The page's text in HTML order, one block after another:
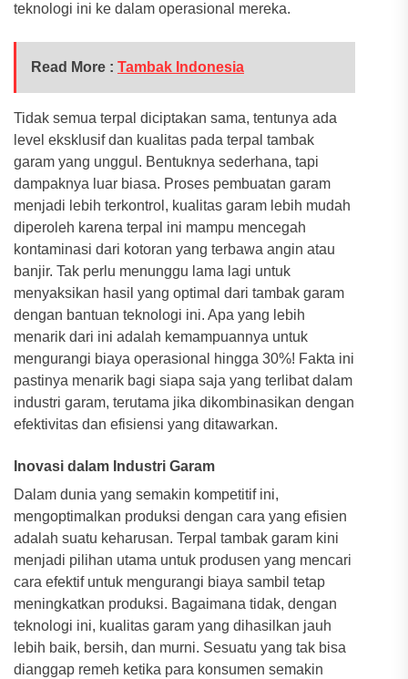
teknologi ini ke dalam operasional mereka.
Read More : Tambak Indonesia
Tidak semua terpal diciptakan sama, tentunya ada
level eksklusif dan kualitas pada terpal tambak
garam yang unggul. Bentuknya sederhana, tapi
dampaknya luar biasa. Proses pembuatan garam
menjadi lebih terkontrol, kualitas garam lebih mudah
diperoleh karena terpal ini mampu mencegah
kontaminasi dari kotoran yang terbawa angin atau
banjir. Tak perlu menunggu lama lagi untuk
menyaksikan hasil yang optimal dari tambak garam
dengan bantuan teknologi ini. Apa yang lebih
menarik dari ini adalah kemampuannya untuk
mengurangi biaya operasional hingga 30%! Fakta ini
pastinya menarik bagi siapa saja yang terlibat dalam
industri garam, terutama jika dikombinasikan dengan
efektivitas dan efisiensi yang ditawarkan.
Inovasi dalam Industri Garam
Dalam dunia yang semakin kompetitif ini,
mengoptimalkan produksi dengan cara yang efisien
adalah suatu keharusan. Terpal tambak garam kini
menjadi pilihan utama untuk produsen yang mencari
cara efektif untuk mengurangi biaya sambil tetap
meningkatkan produksi. Bagaimana tidak, dengan
teknologi ini, kualitas garam yang dihasilkan jauh
lebih baik, bersih, dan murni. Sesuatu yang tak bisa
dianggap remeh ketika para konsumen semakin